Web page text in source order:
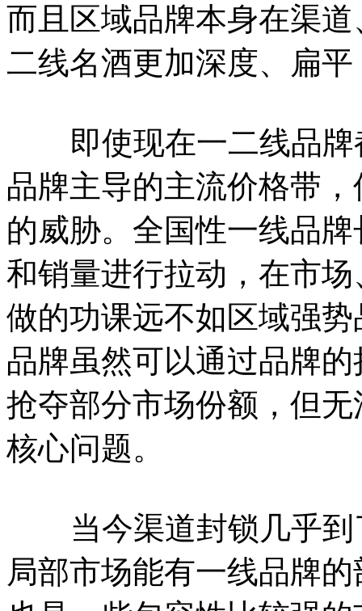
而且区域品牌本身在渠
二线名酒更加深度、扁
即使现在一二线品牌
品牌主导的主流价格带
的威胁。全国性一线品
和销量进行拉动，在市
做的功课远不如区域强
品牌虽然可以通过品牌
抢夺部分市场份额，但
核心问题。
当今渠道封锁几乎到
局部市场能有一线品牌